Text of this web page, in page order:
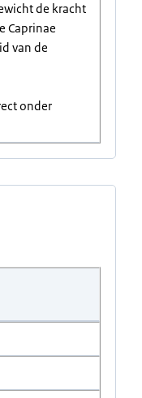
de kracht
Caprinae
van de
onder